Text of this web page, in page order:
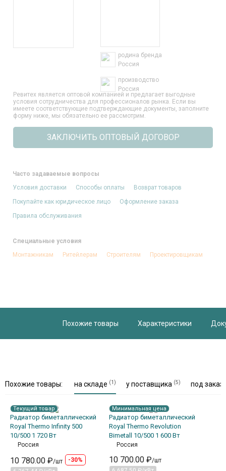
родина бренда
Россия
производство
Россия
Ревитех является оптовой компанией и предлагает выгодные
условия сотрудничества для профессионалов рынка. Если вы
имеете соответствующие подтверждающие документы, заполните
форму ниже, мы обязательно ее рассмотрим.
ЗАКЛЮЧИТЬ ОПТОВЫЙ ДОГОВОР
Часто задаваемые вопросы
Условия доставки
Способы оплаты
Возврат товаров
Покупайте как юридическое лицо
Оформление заказа
Правила обслуживания
Специальные условия
Монтажникам
Ритейлерам Строителям Проектировщикам
Похожие товары Характеристики
Похожие товары: на складе (1) у поставщика (5) под заказ
Текущий товар
Радиатор биметаллический
Royal Thermo Infinity 500
10/500 1 720 Вт
Минимальная цена
Радиатор биметаллический
Royal Thermo Revolution
Bimetall 10/500 1 600 Вт
Россия
10 780.00 ₽/шт
-30%
Россия
10 700.00 ₽/шт